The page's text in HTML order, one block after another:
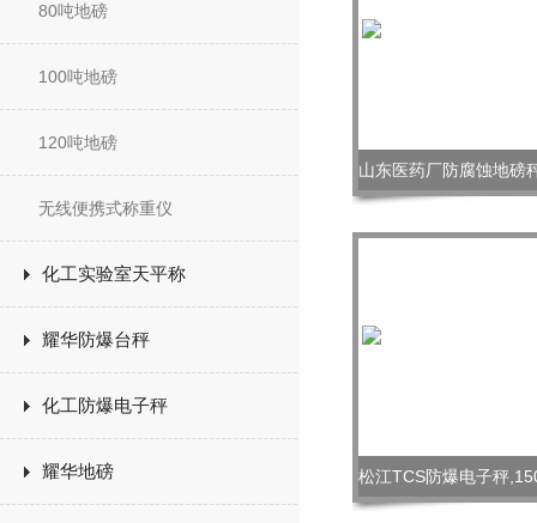
80吨地磅
100吨地磅
120吨地磅
无线便携式称重仪
化工实验室天平称
耀华防爆台秤
化工防爆电子秤
耀华地磅